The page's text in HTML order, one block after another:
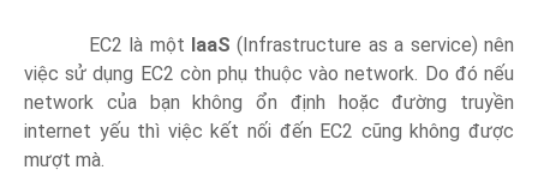
EC2 là một IaaS (Infrastructure as a service) nên
việc sử dụng EC2 còn phụ thuộc vào network. Do đó nếu
network của bạn không ổn định hoặc đường truyền
internet yếu thì việc kết nối đến EC2 cũng không được
mượt mà.